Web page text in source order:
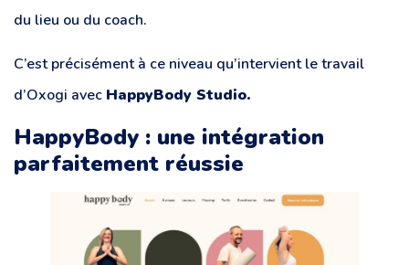
du lieu ou du coach.
C’est précisément à ce niveau qu’intervient le travail
d’Oxogi avec HappyBody Studio.
HappyBody : une intégration
parfaitement réussie